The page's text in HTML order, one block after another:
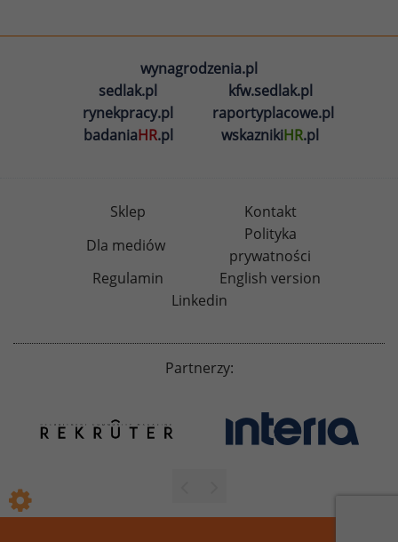
wynagrodzenia.pl
sedlak.pl
kfw.sedlak.pl
rynekpracy.pl
raportyplacowe.pl
badaniaHR.pl wskaznikiHR.pl
Sklep
Kontakt
Dla mediów
Polityka
prywatności
Regulamin
English version
Linkedin
Partnerzy: